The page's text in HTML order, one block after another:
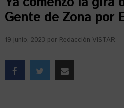
Gente de Zona por
19 junio, 2023 por Redacción VISTAR